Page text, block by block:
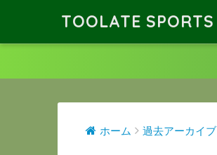
TOOLATE SPORTS
ホーム 過去アーカイブ